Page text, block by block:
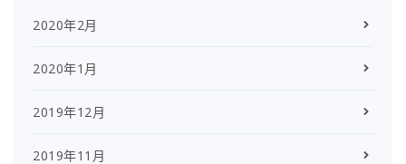
2020年2月
2020年1月
2019年12月
2019年11月